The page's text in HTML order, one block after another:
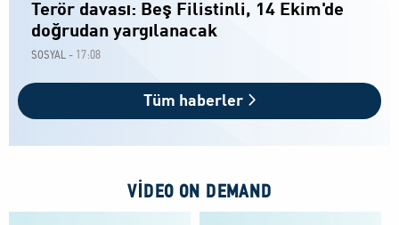
Terör davası: Beş Filistinli, 14 Ekim'de
doğrudan yargılanacak
SOSYAL - 17:08
Tüm haberler
VIDEO ON DEMAND